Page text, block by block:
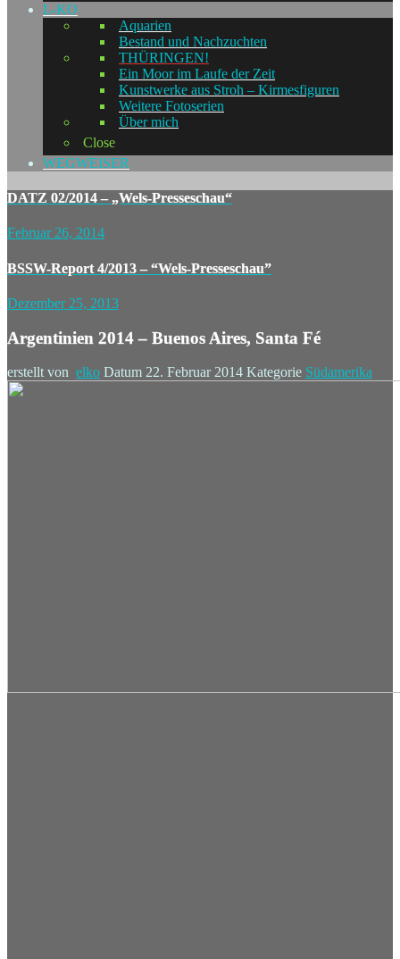
L-KO
Aquarien
Bestand und Nachzuchten
THÜRINGEN!
Ein Moor im Laufe der Zeit
Kunstwerke aus Stroh – Kirmesfiguren
Weitere Fotoserien
Über mich
Close
WEGWEISER
DATZ 02/2014 – „Wels-Presseschau“
Februar 26, 2014
BSSW-Report 4/2013 – “Wels-Presseschau”
Dezember 25, 2013
Argentinien 2014 – Buenos Aires, Santa Fé
erstellt von elko Datum 22. Februar 2014 Kategorie Südamerika